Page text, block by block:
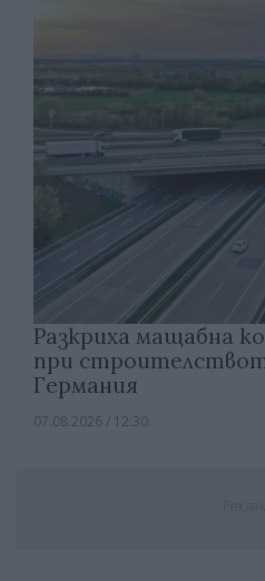
Разкриха мащабна
при
Германия
07.08.2026 / 12:30